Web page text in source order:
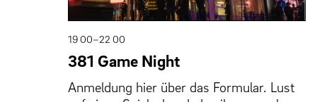
19 00–22 00
381 Game Night
Anmeldung hier über das Formular. Lust